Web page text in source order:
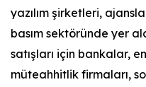
yazılım şirketleri,
basım sektöründe yer
satışları için bankalar,
müteahhitlik firmaları,